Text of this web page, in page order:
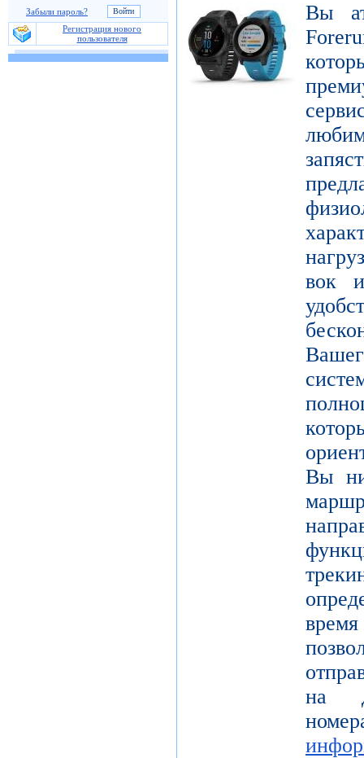
Забыли пароль?
Регистрация нового
пользователя
Вы
вок
Вы
на